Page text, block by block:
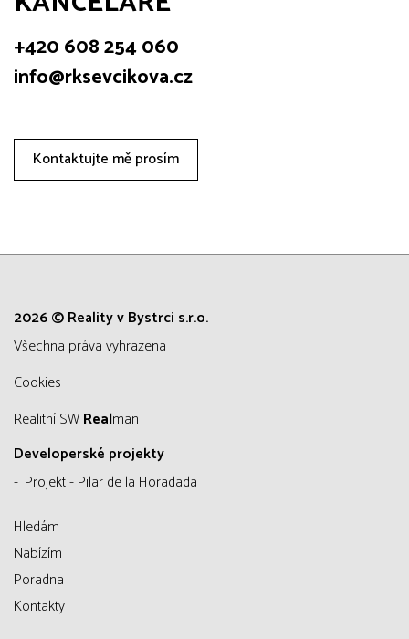
+420 608 254 060
info@rksevcikova.cz
Kontaktujte mě prosím
2026 © Reality v Bystrci s.r.o.
všechna práva vyhrazena
Cookies
Realitní SWRealman
Developerské projekty
Projekt - Pilar de la Horadada
Hledám
Nabízím
Poradna
Kontakty